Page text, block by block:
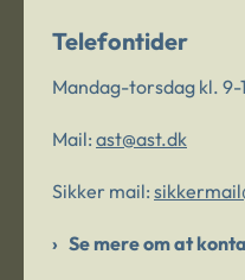
Telefontider
Mandag-torsdag kl. 9-
Mail: ast@ast.dk
Sikker mail:
Se mere om at